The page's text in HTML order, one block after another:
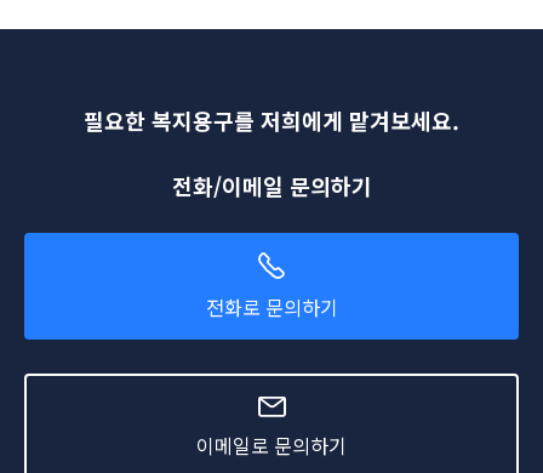
필요한 복지용구를 저희에게 맡겨보세요.
전화/이메일 문의하기
전화로 문의하기
이메일로 문의하기